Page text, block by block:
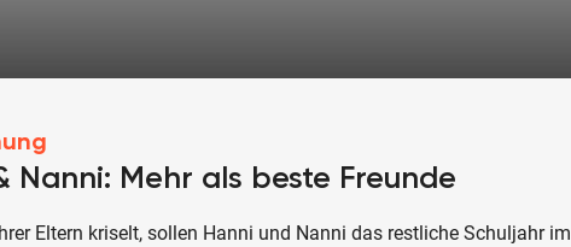
Nanni: Mehr als beste Freunde
Eltern kriselt, sollen Hanni und Nanni das restliche Schuljahr im